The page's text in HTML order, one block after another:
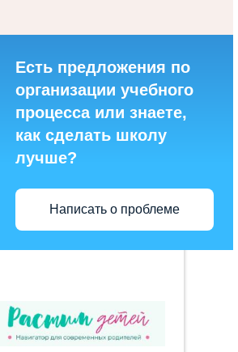
Есть предложения по
организации учебного
процесса или знаете,
как сделать школу
лучше?
Написать о проблеме